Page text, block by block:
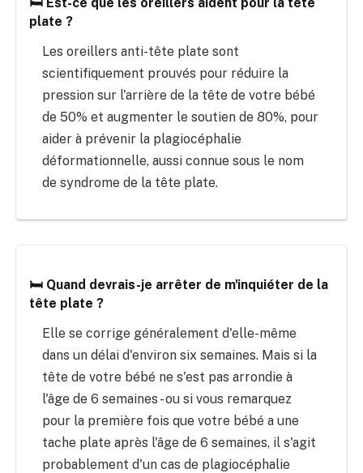
plate ?
Les oreillers anti-tête plate sont
scientifiquement prouvés pour réduire la
pression sur l'arrière de la tête de votre bébé
de 50% et augmenter le soutien de 80%, pour
aider à prévenir la plagiocéphalie
déformationnelle, aussi connue sous le nom
de syndrome de la tête plate.
🛏️ Quand devrais-je arrêter de m'inquiéter de la
tête plate ?
Elle se corrige généralement d'elle-même
dans un délai d'environ six semaines. Mais si la
tête de votre bébé ne s'est pas arrondie à
l'âge de 6 semaines - ou si vous remarquez
pour la première fois que votre bébé a une
tache plate après l'âge de 6 semaines, il s'agit
probablement d'un cas de plagiocéphalie